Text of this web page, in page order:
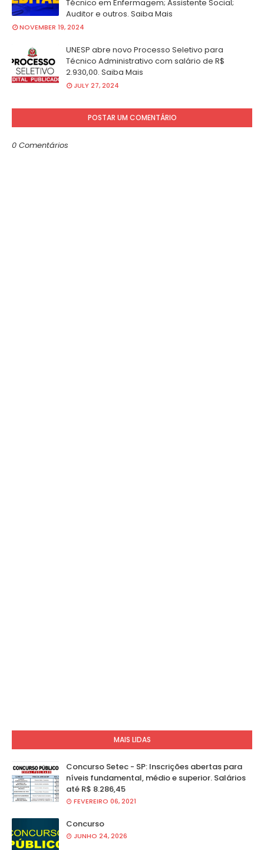
Técnico em Enfermagem; Assistente Social;
Auditor e outros. Saiba Mais
NOVEMBER 19, 2024
UNESP abre novo Processo Seletivo para
Técnico Administrativo com salário de R$
2.930,00. Saiba Mais
JULY 27, 2024
POSTAR UM COMENTÁRIO
0 Comentários
MAIS LIDAS
Concurso Setec - SP: Inscrições abertas para
níveis fundamental, médio e superior. Salários
até R$ 8.286,45
FEVEREIRO 06, 2021
Concurso
JUNHO 24, 2026